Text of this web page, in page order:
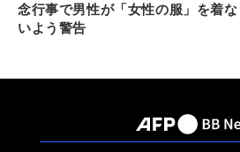
念行事で男性が「女性の服」を着な
いよう警告